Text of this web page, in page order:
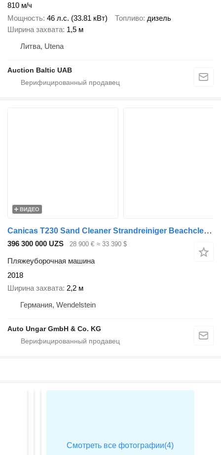
810 м/ч
Мощность 46 л.с. (33.81 кВт) Топливо дизель
Ширина захвата 1,5 м
Литва, Utena
Auction Baltic UAB
ВИДЕО
Canicas T230 Sand Cleaner Strandreiniger Beachcleaner Beachtech Cribleus
396 300 000 UZS 28 900 € ≈ 33 390 $
Пляжеуборочная машина
2018
Ширина захвата 2,2 м
Германия, Wendelstein
Auto Ungar GmbH & Co. KG